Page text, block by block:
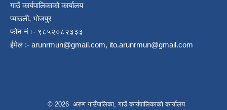
गाउँ कार्यपालिकाको कार्यालय
प्याउली, भोजपुर
फोन नं ः- ९८५२०८२३३३
ईमेल :- arunrmun@gmail.com, ito.arunrmun@gmail.com
© 2026 अरुण गाउँपालिका, गाउँ कार्यपालिकाको कार्यालय